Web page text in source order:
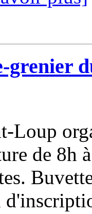
grenier
Loup
de 8h